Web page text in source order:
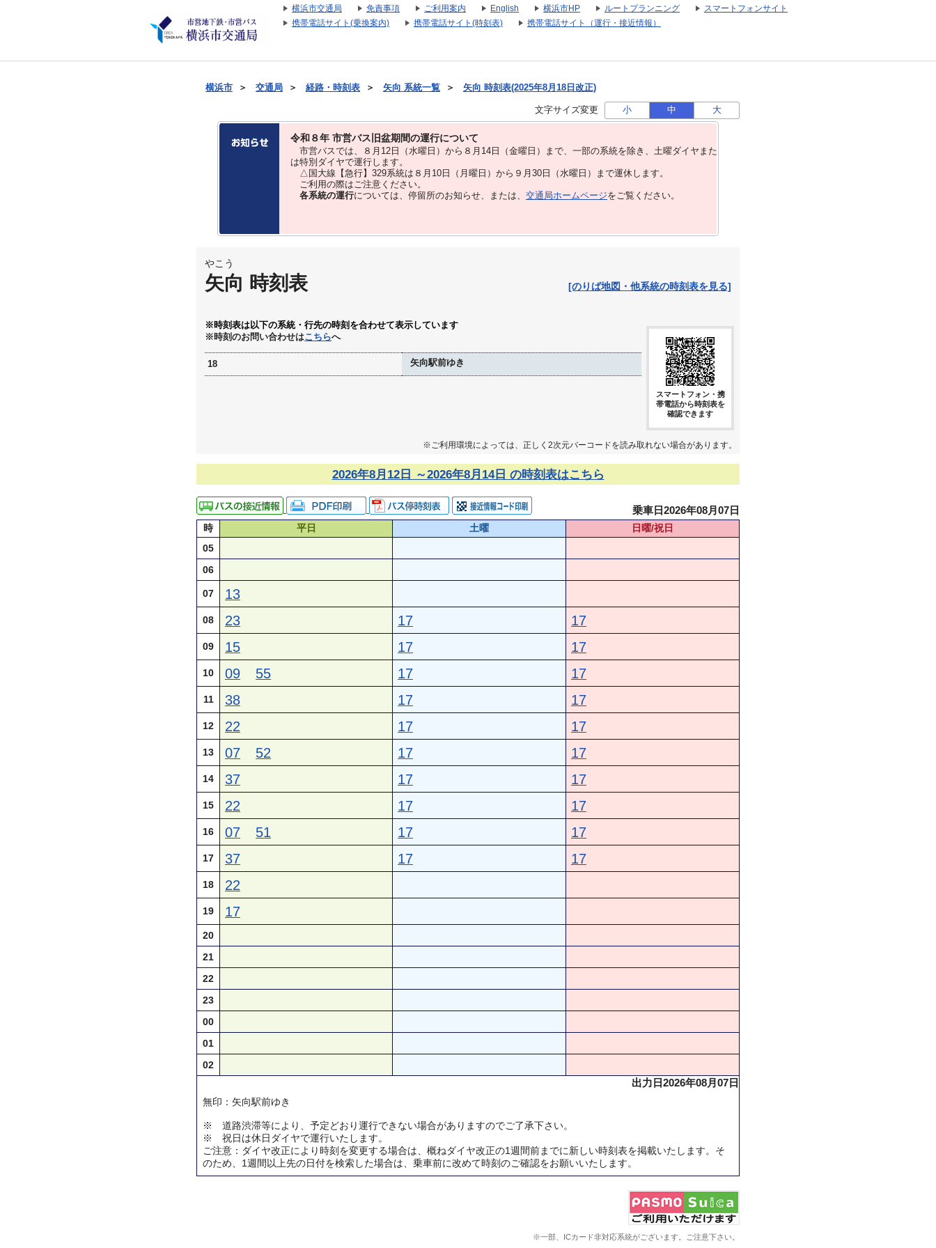
横浜市交通局 免責事項 ご利用案内 English 横浜市HP ルートプランニング
スマートフォンサイト
携帯電話サイト(乗換案内)
携帯電話サイト(時刻表) 携帯電話サイト（運行・接近情報）
横浜市 ＞ 交通局 ＞ 経路・時刻表 ＞ 矢向 系統一覧 ＞ 矢向 時刻表(2025年8月18日改正)
文字サイズ変更 小 中 大
令和８年 市営バス旧盆期間の運行について
市営バスでは、８⽉12⽇（水曜日）から８⽉14⽇（金曜日）まで、⼀部の系統を除き、⼟曜ダイヤまた
は特別ダイヤで運⾏します。
△国大線【急行】329系統は８月10日（月曜日）から９月30日（水曜日）まで運休します。
ご利用の際はご注意ください。
各系統の運行については、停留所のお知らせ、または、 交通局ホームページをご覧ください。
やこう
矢向 時刻表 [のりば地図・他系統の時刻表を見る]
※時刻表は以下の系統・行先の時刻を合わせて表示しています
※時刻のお問い合わせはこちらへ
18 矢向駅前ゆき
スマートフォン・携
帯電話から時刻表を
確認できます
※ご利用環境によっては、正しく2次元バーコードを読み取れない場合があります。
2026年8月12日 ～2026年8月14日 の時刻表はこちら
乗車日2026年08月07日
時 平日 土曜
日曜/祝日
05
06
07 13
08 23 17 17
09 15 17 17
10 09 55 17 17
11 38 17 17
12 22 17 17
13 07 52 17 17
14 37 17 17
15 22 17 17
16 07 51 17 17
17 37 17 17
18 22
19 17
20
21
22
23
00
01
02
出力日2026年08月07日
無印：矢向駅前ゆき
※ 道路渋滞等により、予定どおり運行できない場合がありますのでご了承下さい。
※ 祝日は休日ダイヤで運行いたします。
ご注意：ダイヤ改正により時刻を変更する場合は、概ねダイヤ改正の1週間前までに新しい時刻表を掲載いたします。そ
のため、1週間以上先の日付を検索した場合は、乗車前に改めて時刻のご確認をお願いいたします。
※一部、ICカード非対応系統がございます。ご注意下さい。